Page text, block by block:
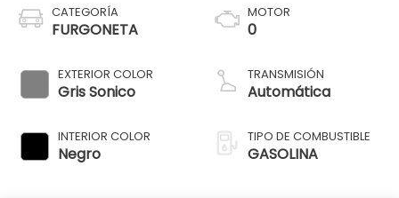
CATEGORÍA
FURGONETA
EXTERIOR COLOR
Gris Sonico
INTERIOR COLOR
Negro
MOTOR
0
TRANSMISIÓN
Automática
TIPO DE COMBUSTIBLE
GASOLINA